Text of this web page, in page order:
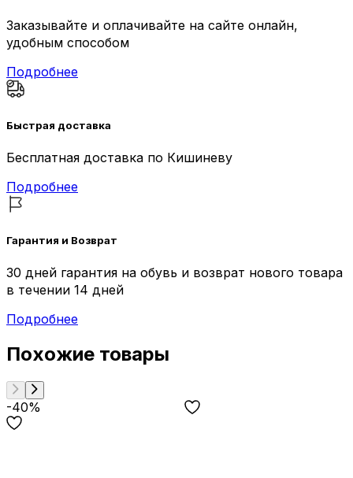
Заказывайте и оплачивайте на сайте онлайн,
удобным способом
Подробнее
Быстрая доставка
Бесплатная доставка по Кишиневу
Подробнее
Гарантия и Возврат
30 дней гарантия на обувь и возврат нового товара
в течении 14 дней
Подробнее
Похожие товары
-40%